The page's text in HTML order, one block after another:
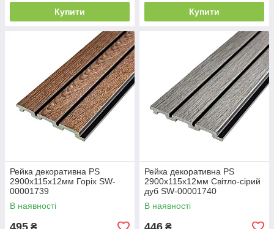
Купити Купити
Рейка декоративна PS
2900х115х12мм Горіх SW-
00001739
В наявності
495 ₴
Рейка декоративна PS
2900х115х12мм Світло-сірий
дуб SW-00001740
В наявності
446 ₴